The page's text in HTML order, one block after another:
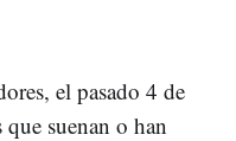
el pasado 4 de
suenan o han